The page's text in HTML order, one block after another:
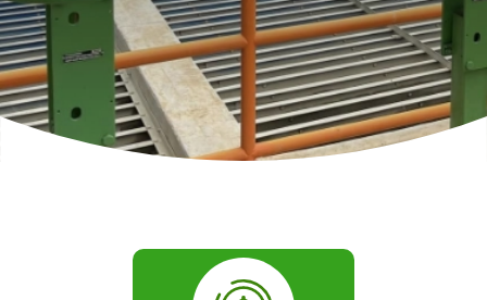
Código de ética e integridad
Transparencia y acceso información pública
Atención y Servicios a la Ciudadanía